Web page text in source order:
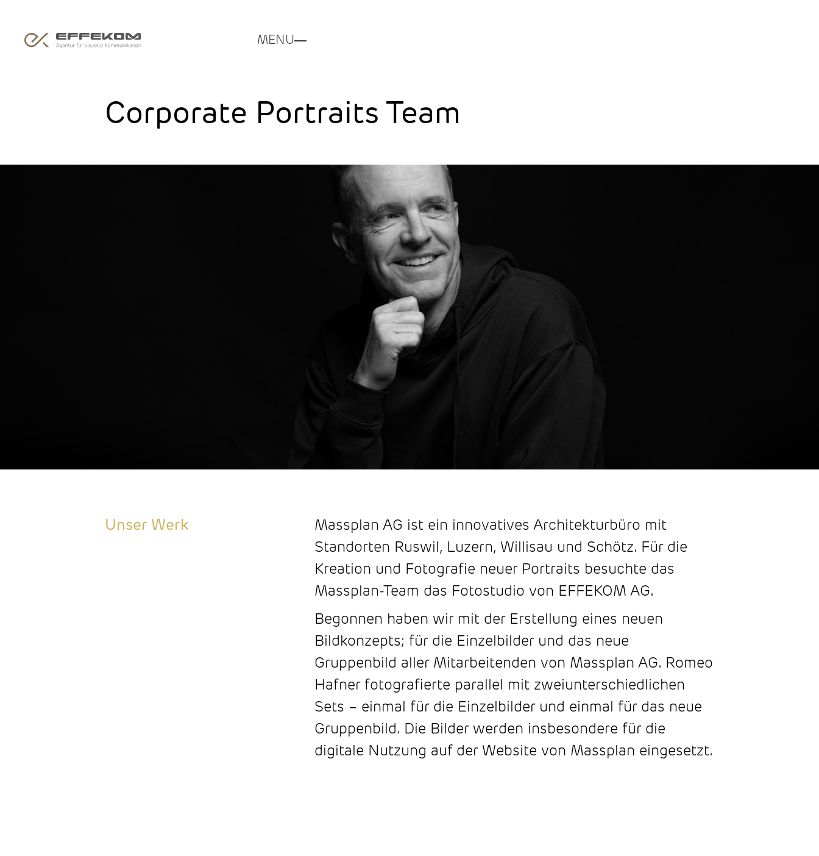
MENU
Corporate Portraits Team
Unser Werk
Massplan AG ist ein innovatives Architekturbüro mit
Standorten Ruswil, Luzern, Willisau und Schötz. Für die
Kreation und Fotografie neuer Portraits besuchte das
Massplan-Team das Fotostudio von EFFEKOM AG.
Begonnen haben wir mit der Erstellung eines neuen
Bildkonzepts; für die Einzelbilder und das neue
Gruppenbild aller Mitarbeitenden von Massplan AG. Romeo
Hafner fotografierte parallel mit zweiunterschiedlichen
Sets – einmal für die Einzelbilder und einmal für das neue
Gruppenbild. Die Bilder werden insbesondere für die
digitale Nutzung auf der Website von Massplan eingesetzt.